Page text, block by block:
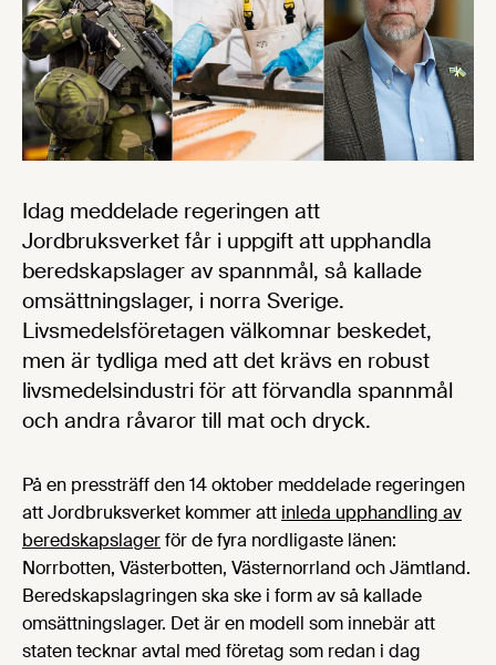
Idag meddelade regeringen att
Jordbruksverket får i uppgift att upphandla
beredskapslager av spannmål, så kallade
omsättningslager, i norra Sverige.
Livsmedelsföretagen välkomnar beskedet,
men är tydliga med att det krävs en robust
livsmedelsindustri för att förvandla spannmål
och andra råvaror till mat och dryck.
På en pressträff den 14 oktober meddelade regeringen
att Jordbruksverket kommer att inleda upphandling av
beredskapslagerför de fyra nordligaste länen:
Norrbotten, Västerbotten, Västernorrland och Jämtland.
Beredskapslagringen ska ske i form av så kallade
omsättningslager. Det är en modell som innebär att
staten tecknar avtal med företag som redan i dag